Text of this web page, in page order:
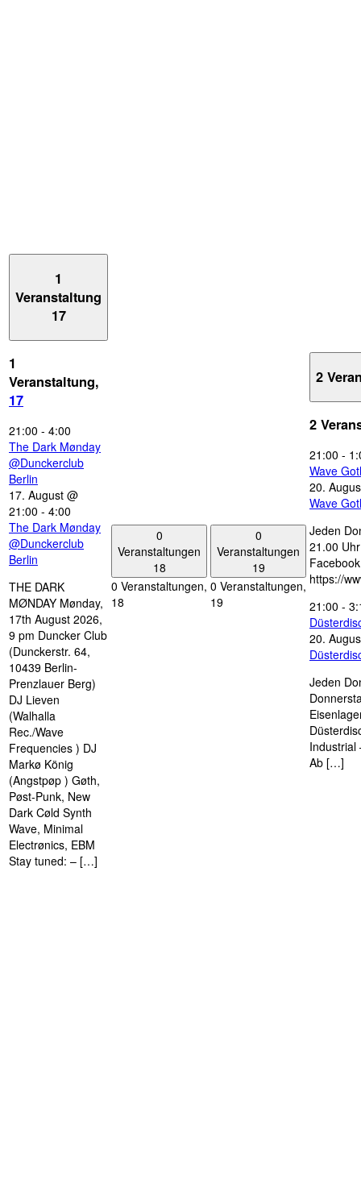
1
Veranstaltung
17
1
Veranstaltung,
17
21:00 - 4:00
The Dark Mønday
@Dunckerclub
Berlin
17. August @
21:00 - 4:00
The Dark Mønday
@Dunckerclub
Berlin
THE DARK
MØNDAY Mønday,
17th August 2026,
9 pm Duncker Club
(Dunckerstr. 64,
10439 Berlin-
Prenzlauer Berg)
DJ Lieven
(Walhalla
Rec./Wave
Frequencies ) DJ
Markø König
(Angstpøp ) Gøth,
Pøst-Punk, New
Dark Cøld Synth
Wave, Minimal
Electrønics, EBM
Stay tuned: – […]
0
Veranstaltungen
18
0 Veranstaltungen,
18
0
Veranstaltungen
19
0 Veranstaltungen,
19
2
2
21:00 -
Wave
20.
Wave
Jeden
21.00
https://
21:00 -
20.
Jeden
Industrial
Ab […]